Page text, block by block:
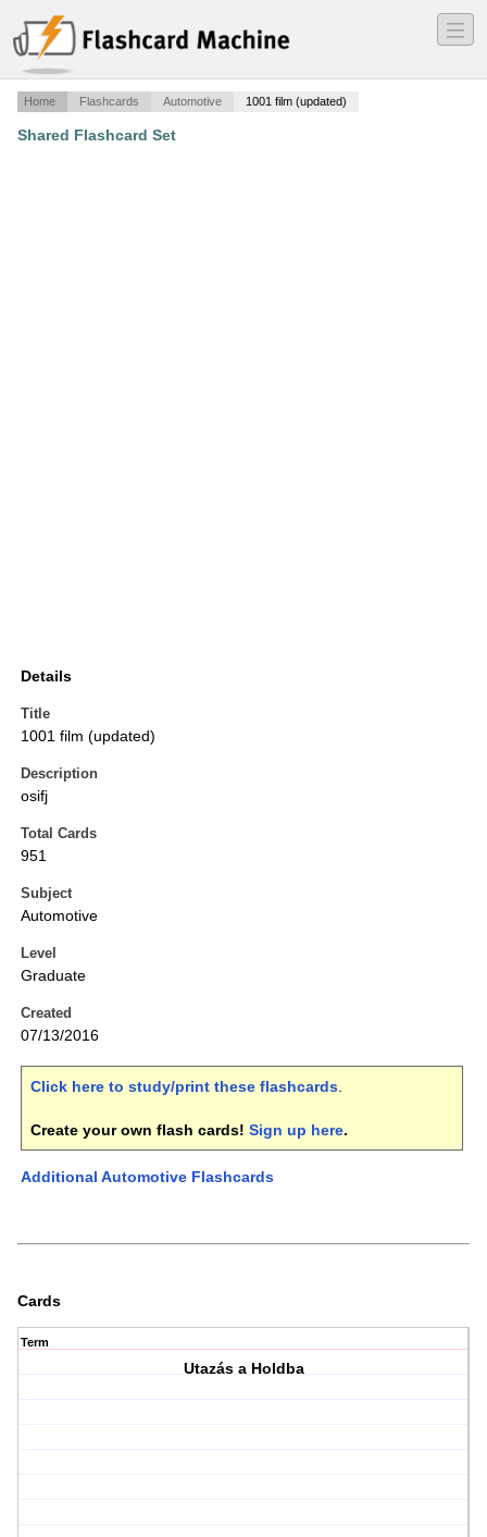
―
―
―
Home Flashcards Automotive 1001 film (updated)
Shared Flashcard Set
Details
Title
1001 film (updated)
Description
osifj
Total Cards
951
Subject
Automotive
Level
Graduate
Created
07/13/2016
Click here to study/print these flashcards.
Create your own flash cards! Sign up here.
Additional Automotive Flashcards
Cards
Term
Utazás a Holdba